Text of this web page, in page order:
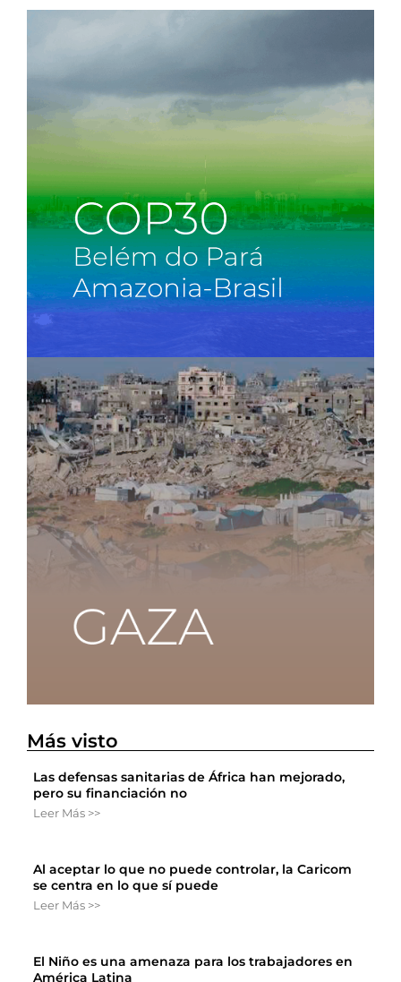
Más visto
Las defensas sanitarias de África han mejorado,
pero su financiación no
Leer Más >>
Al aceptar lo que no puede controlar, la Caricom
se centra en lo que sí puede
Leer Más >>
El Niño es una amenaza para los trabajadores en
América Latina